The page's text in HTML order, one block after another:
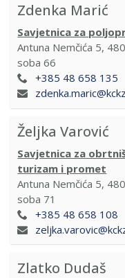
Zdenka Marić
Savjetnica za
Antuna Nemčića 5,
soba 66
+385 48 658 135
Željka Varović
Savjetnica za
turizam i promet
Antuna Nemčića 5,
soba 71
+385 48 658 108
Zlatko Dudaš